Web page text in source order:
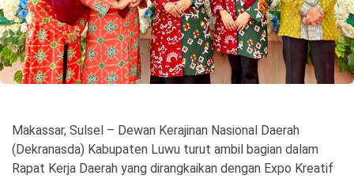
Makassar, Sulsel – Dewan Kerajinan Nasional Daerah
(Dekranasda) Kabupaten Luwu turut ambil bagian dalam
Rapat Kerja Daerah yang dirangkaikan dengan Expo Kreatif